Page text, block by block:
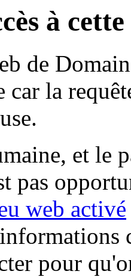
à
de
car la
et le
pas
web activé
pour